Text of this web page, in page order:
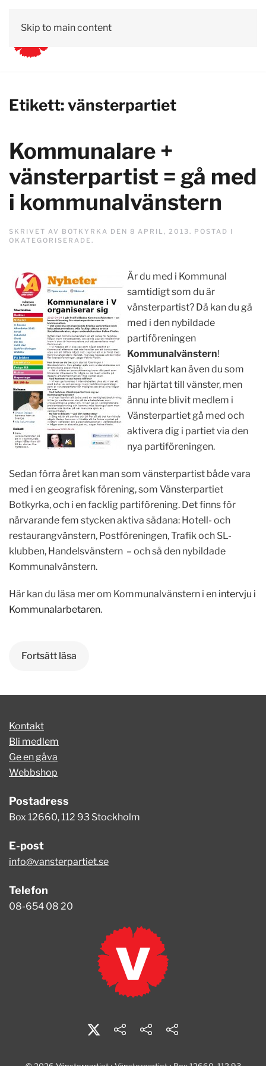
Skip to main content
Etikett:vänsterpartiet
Kommunalare +
vänsterpartist = gå med
i kommunalvänstern
SKRIVET AV BOTKYRKA DEN 8 APRIL, 2013. POSTAD I
OKATEGORISERADE.
Är du med i Kommunal
samtidigt som du är
vänsterpartist? Då kan du gå
med i den nybildade
partiföreningen
Kommunalvänstern!
Självklart kan även du som
har hjärtat till vänster, men
ännu inte blivit medlem i
Vänsterpartiet gå med och
aktivera dig i partiet via den
nya partiföreningen.
Sedan förra året kan man som vänsterpartist både vara
med i en geografisk förening, som Vänsterpartiet
Botkyrka, och i en facklig partiförening. Det finns för
närvarande fem stycken aktiva sådana: Hotell- och
restaurangvänstern, Postföreningen, Trafik och SL-
klubben, Handelsvänstern – och så den nybildade
Kommunalvänstern.
Här kan du läsa mer om Kommunalvänstern i en intervju i
Kommunalarbetaren.
Fortsätt läsa
Kontakt
Bli medlem
Ge en gåva
Webbshop
Postadress
Box 12660, 112 93 Stockholm
E-post
info@vansterpartiet.se
Telefon
08-654 08 20